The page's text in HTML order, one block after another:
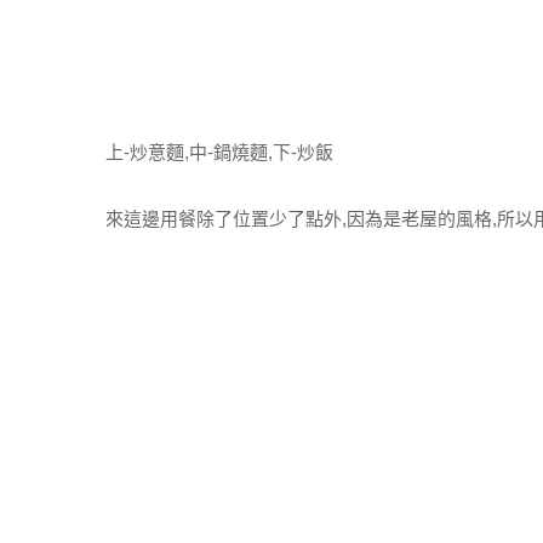
上-炒意麵,中-鍋燒麵,下-炒飯
來這邊用餐除了位置少了點外,因為是老屋的風格,所以